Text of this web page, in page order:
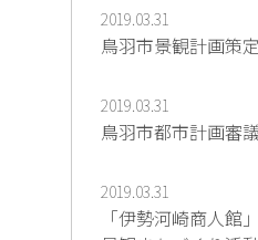
2019.03.31
鳥羽市景観計画策
2019.03.31
鳥羽市都市計画審
2019.03.31
「伊勢河崎商人館